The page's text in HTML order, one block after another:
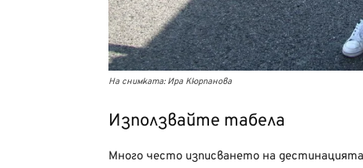
На снимката: Ира Кюрпанова
Използвайте табела
Много често изписването на